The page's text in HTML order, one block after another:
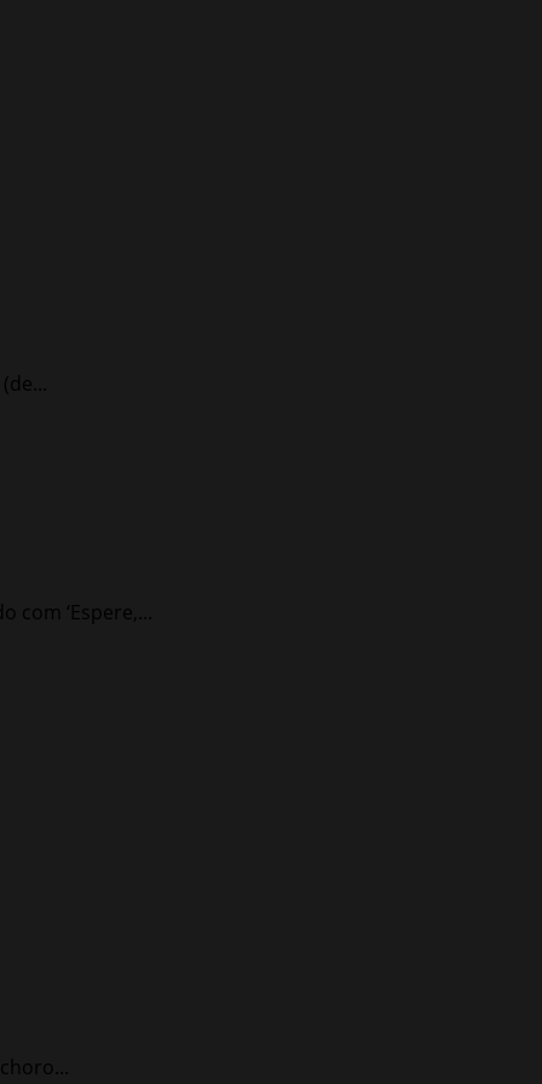
com ‘Espere,...